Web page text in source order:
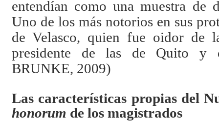
entendían como una muestra de
Uno de los más notorios en sus
de Velasco, quien fue oidor de
presidente de las de Quito y
BRUNKE, 2009)
Las características propias del
honorum de los magistrados